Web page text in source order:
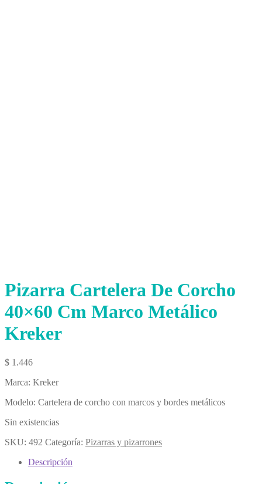
Pizarra Cartelera De Corcho
40×60 Cm Marco Metálico
Kreker
$ 1.446
Marca: Kreker
Modelo: Cartelera de corcho con marcos y bordes metálicos
Sin existencias
SKU: 492 Categoría: Pizarras y pizarrones
Descripción